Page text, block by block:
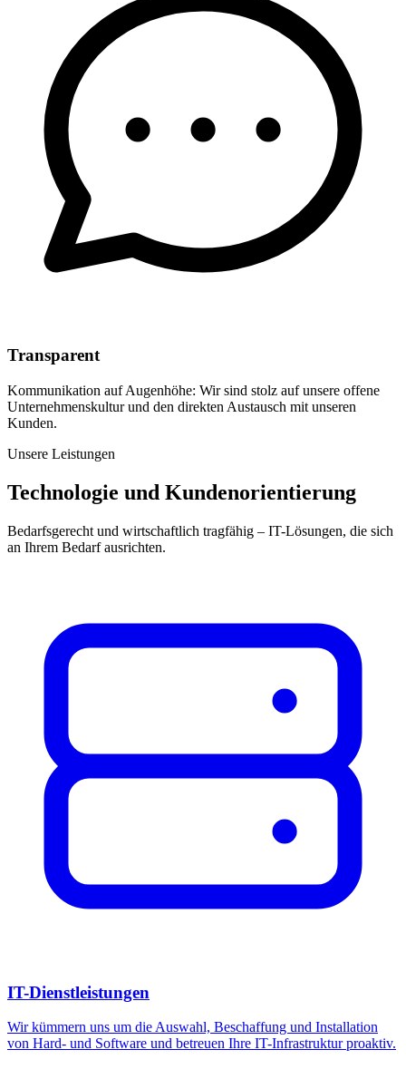
Transparent
Kommunikation auf Augenhöhe: Wir sind stolz auf unsere offene
Unternehmenskultur und den direkten Austausch mit unseren
Kunden.
Unsere Leistungen
Technologie und Kundenorientierung
Bedarfsgerecht und wirtschaftlich tragfähig – IT-Lösungen, die sich
an Ihrem Bedarf ausrichten.
IT-Dienstleistungen
Wir kümmern uns um die Auswahl, Beschaffung und Installation
von Hard- und Software und betreuen Ihre IT-Infrastruktur proaktiv.